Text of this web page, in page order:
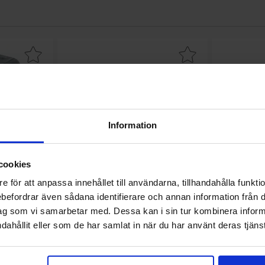
Information
för att anpassa innehållet till användarna, tillhandahålla
även sådana identifierare och annan information från
som vi samarbetar med. Dessa kan i sin tur kombinera
eller som de har samlat in när du har använt deras
400V 5mm som favorit
3.60 SEK
Elektrolytkondensator 220uF 25V
105C ø6.3x11mm 1000h
0.55 SEK
Inklusive 25% moms
Makera elektrolytkondensator 220uF 25V 105C
25 -till99 st
0.95 SEK
100 -till249 st 0.70 SEK
Makera
100 -till
250 -